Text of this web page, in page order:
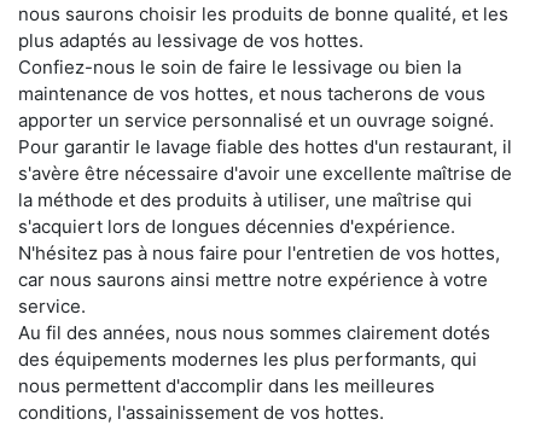
nous saurons choisir les produits de bonne qualité, et les
plus adaptés au lessivage de vos hottes.
Confiez-nous le soin de faire le lessivage ou bien la
maintenance de vos hottes, et nous tacherons de vous
apporter un service personnalisé et un ouvrage soigné.
Pour garantir le lavage fiable des hottes d'un restaurant, il
s'avère être nécessaire d'avoir une excellente maîtrise de
la méthode et des produits à utiliser, une maîtrise qui
s'acquiert lors de longues décennies d'expérience.
N'hésitez pas à nous faire pour l'entretien de vos hottes,
car nous saurons ainsi mettre notre expérience à votre
service.
Au fil des années, nous nous sommes clairement dotés
des équipements modernes les plus performants, qui
nous permettent d'accomplir dans les meilleures
conditions, l'assainissement de vos hottes.